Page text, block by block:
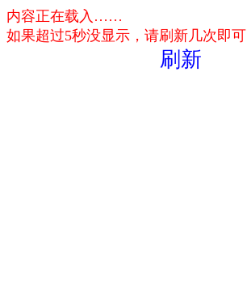
内容正在载入……
如果超过5秒没显示，请刷新几次即可
刷新